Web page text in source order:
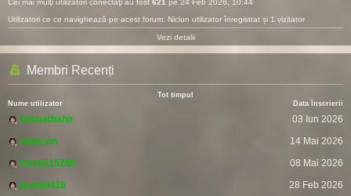
Cei mai mulţi utilizatori conectaţi au fost 621 pe 24 Feb 2026, 10:44
Utilizatori ce ce navighează pe acest forum: Niciun utilizator înregistrat și 1 vizitator
Vezi detalii
Membri Recenți
Tot timpul
Nume utilizator
Data Înscrierii
fatimathahir
03 Iun 2026
vladcvm
14 Mai 2026
fresh215250
08 Mai 2026
pomitil436
28 Feb 2026